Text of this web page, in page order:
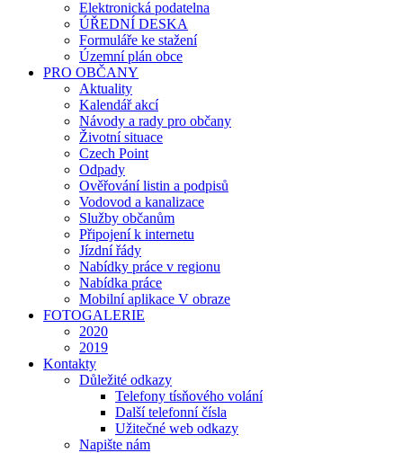
Elektronická podatelna
ÚŘEDNÍ DESKA
Formuláře ke stažení
Územní plán obce
PRO OBČANY
Aktuality
Kalendář akcí
Návody a rady pro občany
Životní situace
Czech Point
Odpady
Ověřování listin a podpisů
Vodovod a kanalizace
Služby občanům
Připojení k internetu
Jízdní řády
Nabídky práce v regionu
Nabídka práce
Mobilní aplikace V obraze
FOTOGALERIE
2020
2019
Kontakty
Důležité odkazy
Telefony tísňového volání
Další telefonní čísla
Užitečné web odkazy
Napište nám